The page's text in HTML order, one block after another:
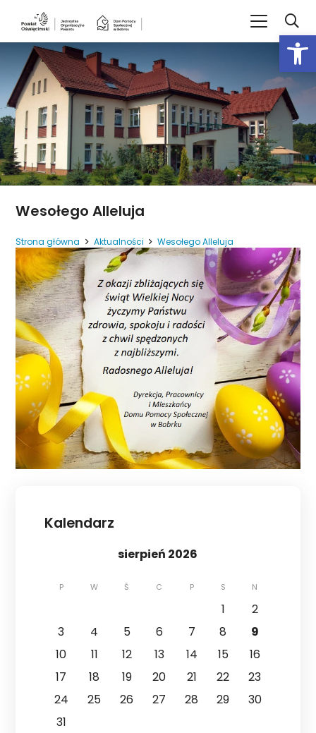
Wesołego Alleluja
Strona główna Aktualności Wesołego Alleluja
Kalendarz
sierpień 2026
P W Ś C P S N
1
2
3
4 5 6 7 8
9
10
11 12 13 14 15
16
17
18 19 20 21 22
23
24
25 26 27 28 29
30
31